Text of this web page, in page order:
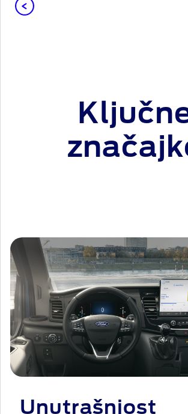
Unutrašnjost